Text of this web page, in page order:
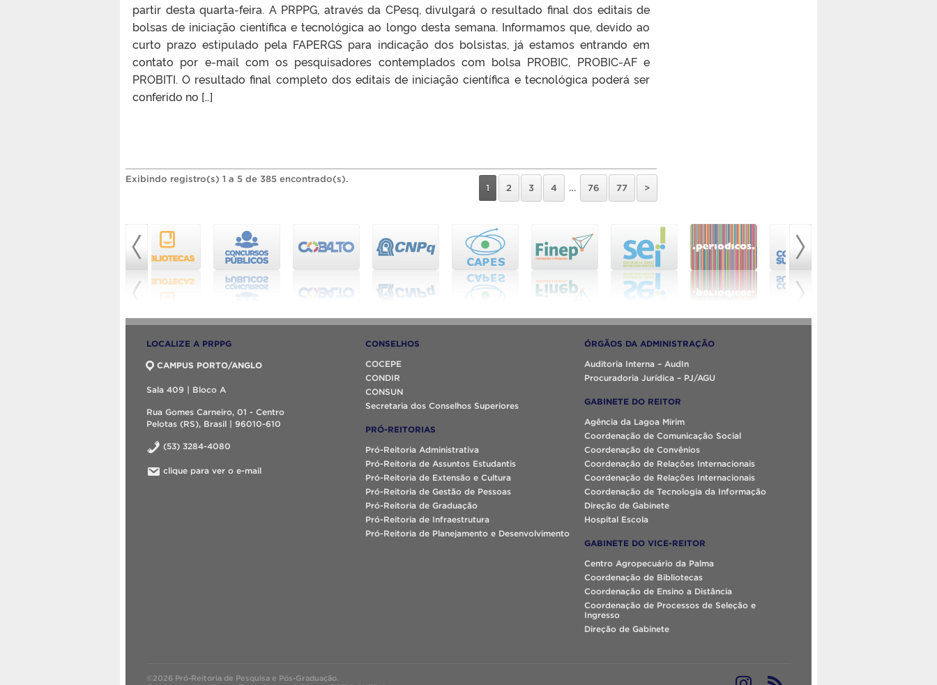
partir desta quarta-feira. A PRPPG, através da CPesq, divulgará o resultado final dos editais de
bolsas de iniciação científica e tecnológica ao longo desta semana. Informamos que, devido ao
curto prazo estipulado pela FAPERGS para indicação dos bolsistas, já estamos entrando em
contato por e-mail com os pesquisadores contemplados com bolsa PROBIC, PROBIC-AF e
PROBITI. O resultado final completo dos editais de iniciação científica e tecnológica poderá ser
conferido no […]
Exibindo registro(s) 1 a 5 de 385 encontrado(s).
1
2 3 4 … 76 77 >
LOCALIZE A PRPPG
CAMPUS PORTO/ANGLO
Sala 409 | Bloco A
Rua Gomes Carneiro, 01 - Centro
Pelotas (RS), Brasil | 96010-610
(53) 3284-4080
clique para ver o e-mail
CONSELHOS
COCEPE
CONDIR
CONSUN
Secretaria dos Conselhos Superiores
PRÓ-REITORIAS
Pró-Reitoria Administrativa
Pró-Reitoria de Assuntos Estudantis
Pró-Reitoria de Extensão e Cultura
Pró-Reitoria de Gestão de Pessoas
Pró-Reitoria de Graduação
Pró-Reitoria de Infraestrutura
Pró-Reitoria de Planejamento e Desenvolvimento
ÓRGÃOS DA ADMINISTRAÇÃO
Auditoria Interna – AudIn
Procuradoria Jurídica – PJ/AGU
GABINETE DO REITOR
Agência da Lagoa Mirim
Coordenação de Comunicação Social
Coordenação de Convênios
Coordenação de Relações Internacionais
Coordenação de Relações Internacionais
Coordenação de Tecnologia da Informação
Direção de Gabinete
Hospital Escola
GABINETE DO VICE-REITOR
Centro Agropecuário da Palma
Coordenação de Bibliotecas
Coordenação de Ensino a Distância
Coordenação de Processos de Seleção e
Ingresso
Direção de Gabinete
©2026 Pró-Reitoria de Pesquisa e Pós-Graduação.